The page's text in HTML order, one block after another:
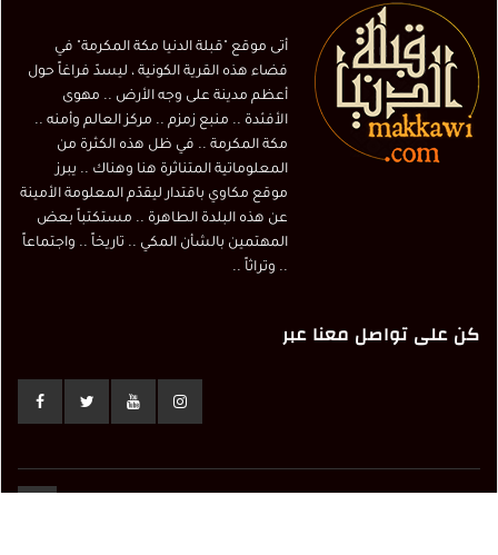
أتى موقع "قبلة الدنيا مكة المكرمة" في
فضاء هذه القرية الكونية ، ليسدّ فراغاً حول
أعظم مدينة على وجه الأرض .. مهوى
الأفئدة .. منبع زمزم .. مركز العالم وأمنه ..
مكة المكرمة .. في ظل هذه الكثرة من
المعلوماتية المتناثرة هنا وهناك .. يبرز
موقع مكاوي باقتدار ليقدّم المعلومة الأمينة
عن هذه البلدة الطاهرة .. مستكتباً بعض
المهتمين بالشأن المكي .. تاريخاً .. واجتماعاً
.. وتراثاً ..
كن على تواصل معنا عبر